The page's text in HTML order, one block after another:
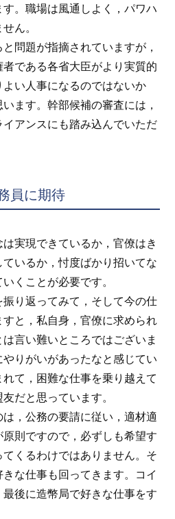
。職場は風通しよく，パワハ
ん。
問題が指摘されていますが，
である各省大臣がより実質的
い人事になるのではないか
ます。幹部候補の審査には，
アンスにも踏み込んでいただ
員に期待
実現できているか，官僚はき
いるか，忖度ばかり招いてな
くことが必要です。
り返ってみて，そして今の仕
と，私自身，官僚に求められ
言い難いところではございま
りがいがあったなと感じてい
て，困難な仕事を乗り越えて
だと思っています。
，公務の要請に従い，適材適
則ですので，必ずしも希望す
くるわけではありません。そ
な仕事も回ってきます。コイ
後に造幣局で好きな仕事をす